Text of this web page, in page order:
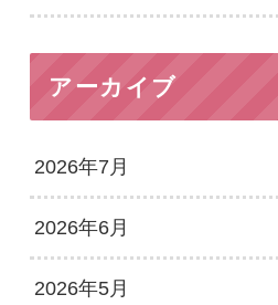
アーカイブ
2026年7月
2026年6月
2026年5月